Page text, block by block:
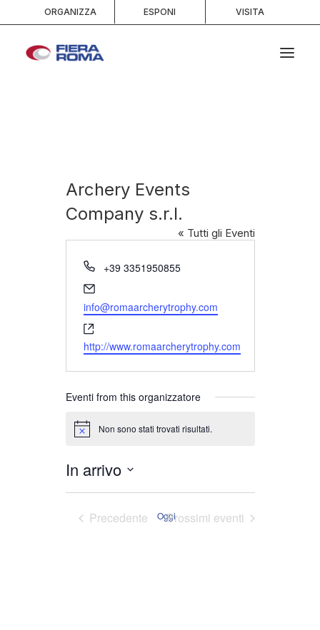
ORGANIZZA ESPONI VISITA
EVENTI E PORTFOLIO
Archery Events
Company s.r.l.
« Tutti gli Eventi
Telefono
+39 3351950855
info@romaarcherytrophy.com
http://www.romaarcherytrophy.com
Eventi from this organizzatore
Notice Non sono stati trovati risultati.
In arrivo
Seleziona
data.
Eventi
Precedente OggiProssimi eventi